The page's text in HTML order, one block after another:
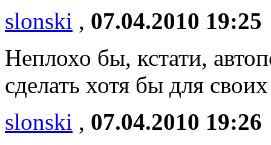
slonski , 07.04.2010 19:25
Неплохо бы, кстати,
сделать хотя бы для
slonski , 07.04.2010 19:26